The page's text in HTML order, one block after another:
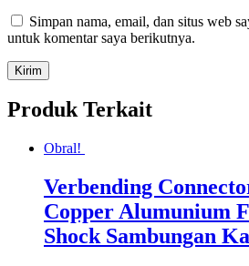
Simpan nama, email, dan situs web
untuk komentar saya berikutnya.
Produk Terkait
Obral!
Verbending
Copper Alumunium
Shock Sambungan